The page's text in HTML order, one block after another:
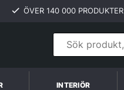
ÖVER 140 000 PRODUKTER
INTERIÖR